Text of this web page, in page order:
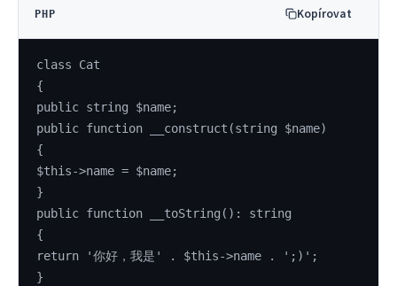
PHP Kopírovat
class Cat
{
public string $name;
public function __construct(string $name)
{
$this->name = $name;
}
public function __toString(): string
{
return '你好，我是' . $this->name . ';)';
}